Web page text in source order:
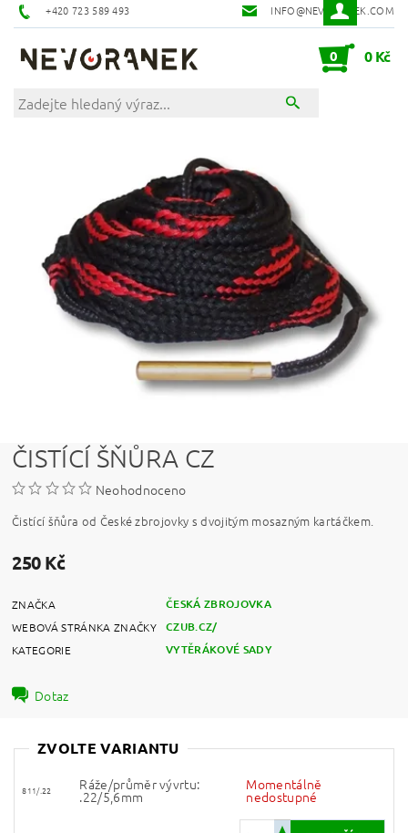
+420 723 589 493 INFO@NEVORANEK.COM
0 0 Kč
ČISTÍCÍ ŠŇŮRA CZ
Neohodnoceno
Čistící šňůra od České zbrojovky s dvojitým mosazným kartáčkem.
250 Kč
ZNAČKA ČESKÁ ZBROJOVKA
WEBOVÁ STRÁNKA ZNAČKY CZUB.CZ/
KATEGORIE VYTĚRÁKOVÉ SADY
Dotaz
ZVOLTE VARIANTU
811/.22 Ráže/průměr vývrtu:
.22/5,6mm
Momentálně
nedostupné